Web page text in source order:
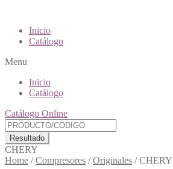
Inicio
Catálogo
Menu
Inicio
Catálogo
Catálogo Online
Resultado
CHERY
Home /Compresores /Originales /CHERY